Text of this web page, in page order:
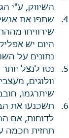
השיווק, ע"י
שתפו את אנשי
שירוויחו
היום יש
נתונים על
נסו לנצל
וולוגים,
שיתרגמו,
תשכנעו את
לדוחות, אם
תחזית חכמה